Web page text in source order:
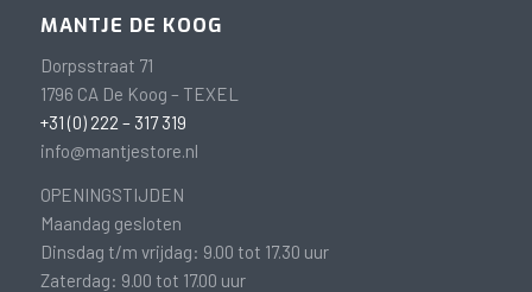
MANTJE DE KOOG
Dorpsstraat 71
1796 CA De Koog – TEXEL
+31 (0) 222 – 317 319
info@mantjestore.nl
OPENINGSTIJDEN
Maandag gesloten
Dinsdag t/m vrijdag: 9.00 tot 17.30 uur
Zaterdag: 9.00 tot 17.00 uur